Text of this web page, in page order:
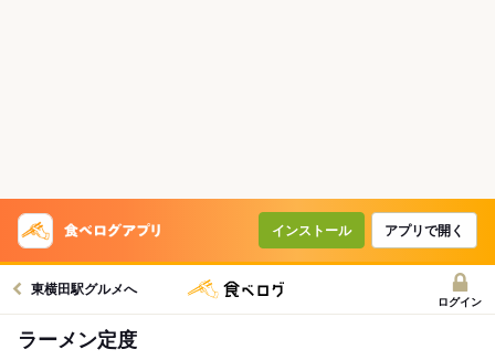
インストール アプリで開く
東横田駅グルメへ
ログイン
ラーメン定度